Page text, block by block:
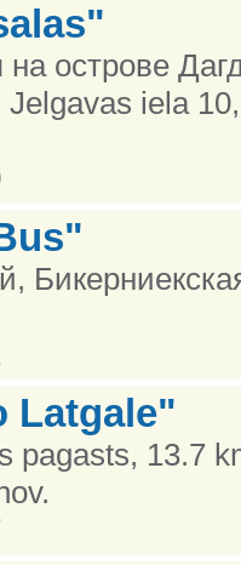
острове
iela
Latgale"
pagasts, 13.7